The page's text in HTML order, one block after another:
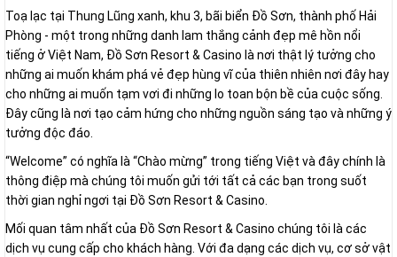
Toạ lạc tại Thung Lũng xanh, khu 3, bãi biển Đồ Sơn, thành phố Hải
Phòng - một trong những danh lam thắng cảnh đẹp mê hồn nổi
tiếng ở Việt Nam, Đồ Sơn Resort & Casino là nơi thật lý tưởng cho
những ai muốn khám phá vẻ đẹp hùng vĩ của thiên nhiên nơi đây hay
cho những ai muốn tạm vơi đi những lo toan bộn bề của cuộc sống.
Đây cũng là nơi tạo cảm hứng cho những nguồn sáng tạo và những ý
tưởng độc đáo.
“Welcome” có nghĩa là “Chào mừng” trong tiếng Việt và đây chính là
thông điệp mà chúng tôi muốn gửi tới tất cả các bạn trong suốt
thời gian nghỉ ngơi tại Đồ Sơn Resort & Casino.
Mối quan tâm nhất của Đồ Sơn Resort & Casino chúng tôi là các
dịch vụ cung cấp cho khách hàng. Với đa dạng các dịch vụ, cơ sở vật